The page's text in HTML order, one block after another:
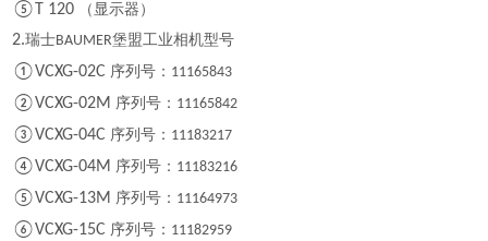
⑤T 120 （显示器）
2.瑞士BAUMER堡盟工业相机型号
①VCXG-02C 序列号： 11165843
②VCXG-02M 序列号： 11165842
③VCXG-04C 序列号： 11183217
④VCXG-04M 序列号： 11183216
⑤VCXG-13M 序列号： 11164973
⑥VCXG-15C 序列号： 11182959